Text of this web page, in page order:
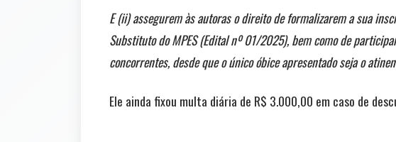
E (ii) assegurem às autoras o direito de formalizarem a sua
Substituto do MPES (Edital nº 01/2025), bem como de
concorrentes, desde que o único óbice apresentado seja o
Ele ainda fixou multa diária de R$ 3.000,00 em caso de